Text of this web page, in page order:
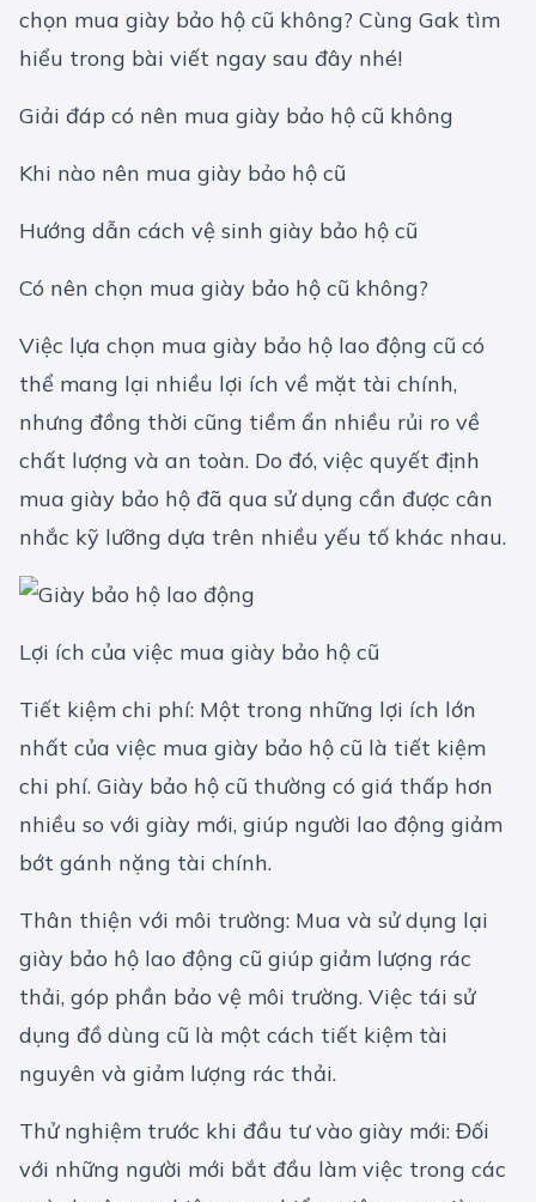
chọn mua giày bảo hộ cũ không? Cùng Gak tìm
hiểu trong bài viết ngay sau đây nhé!
Giải đáp có nên mua giày bảo hộ cũ không
Khi nào nên mua giày bảo hộ cũ
Hướng dẫn cách vệ sinh giày bảo hộ cũ
Có nên chọn mua giày bảo hộ cũ không?
Việc lựa chọn mua giày bảo hộ lao động cũ có
thể mang lại nhiều lợi ích về mặt tài chính,
nhưng đồng thời cũng tiềm ẩn nhiều rủi ro về
chất lượng và an toàn. Do đó, việc quyết định
mua giày bảo hộ đã qua sử dụng cần được cân
nhắc kỹ lưỡng dựa trên nhiều yếu tố khác nhau.
Lợi ích của việc mua giày bảo hộ cũ
Tiết kiệm chi phí: Một trong những lợi ích lớn
nhất của việc mua giày bảo hộ cũ là tiết kiệm
chi phí. Giày bảo hộ cũ thường có giá thấp hơn
nhiều so với giày mới, giúp người lao động giảm
bớt gánh nặng tài chính.
Thân thiện với môi trường: Mua và sử dụng lại
giày bảo hộ lao động cũ giúp giảm lượng rác
thải, góp phần bảo vệ môi trường. Việc tái sử
dụng đồ dùng cũ là một cách tiết kiệm tài
nguyên và giảm lượng rác thải.
Thử nghiệm trước khi đầu tư vào giày mới: Đối
với những người mới bắt đầu làm việc trong các